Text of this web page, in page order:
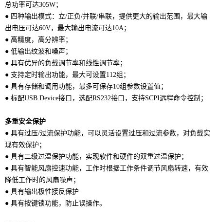
总功率可达305W；
● 四种输出模式：立/正负/并联/串联，提供更大的输出范围，最大输
出电压可达60V，最大输出电流可达10A；
● 高精度，高分辨率；
● 低输出纹波和噪声；
● 具有优异的负载调节率和线性调节率；
● 支持定时输出功能，最大可设置112组；
● 具有存储和调用功能，最多可保存10组参数设置值；
● 标配USB Device接口，选配RS232接口，支持SCPI远程命令控制；
多重安全保护
● 具有过压/过流保护功能，可以灵活设置过压和过流参数，对负载实
现有效保护；
● 具有二级过温保护功能，实现软件和硬件的双重过温保护；
● 具有智能风扇控速功能，工作时根据工作条件调节风扇转速，有效
降低工作时的风扇噪声；
● 具有输出极性接反保护
● 具有按键锁功能，防止误操作。